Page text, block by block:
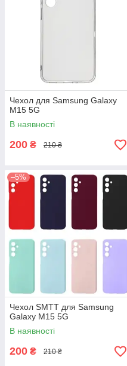
Чехол для Samsung Galaxy
M15 5G
В наявності
200 ₴ 210 ₴
–5%
Чехол SMTT для Samsung
Galaxy M15 5G
В наявності
200 ₴ 210 ₴